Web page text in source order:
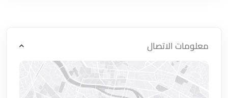
معلومات الاتصال